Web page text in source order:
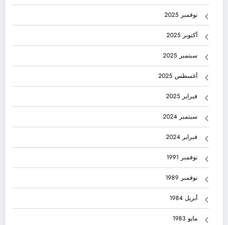
نوفمبر 2025
أكتوبر 2025
سبتمبر 2025
أغسطس 2025
فبراير 2025
سبتمبر 2024
فبراير 2024
نوفمبر 1991
نوفمبر 1989
أبريل 1984
مايو 1983